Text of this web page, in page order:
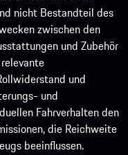
nicht Bestandteil des
zwischen den
und Zubehör
und
und
Fahrverhalten den
die Reichweite
beeinflussen.